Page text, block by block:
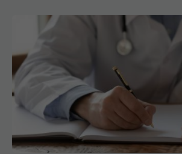
Schimbare majoră la examenul de
specialist din 2026. Toți candidații
aceleași subiecte